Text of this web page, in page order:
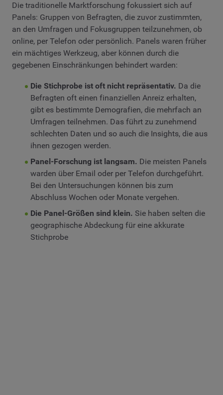
Die traditionelle Marktforschung fokussiert sich auf
Panels: Gruppen von Befragten, die zuvor zustimmten,
an den Umfragen und Fokusgruppen teilzunehmen, ob
online, per Telefon oder persönlich. Panels waren früher
ein mächtiges Werkzeug, aber können durch die
gegebenen Einschränkungen behindert warden:
Die Stichprobe ist oft nicht repräsentativ. Da die
Befragten oft einen finanziellen Anreiz erhalten,
gibt es bestimmte Demografien, die mehrfach an
Umfragen teilnehmen. Das führt zu zunehmend
schlechten Daten und so auch die Insights, die aus
ihnen gezogen werden.
Panel-Forschung ist langsam. Die meisten Panels
warden über Email oder per Telefon durchgeführt.
Bei den Untersuchungen können bis zum
Abschluss Wochen oder Monate vergehen.
Die Panel-Größen sind klein. Sie haben selten die
geographische Abdeckung für eine akkurate
Stichprobe